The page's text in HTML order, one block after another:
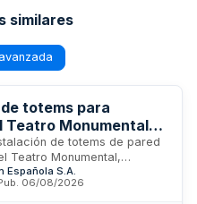
similares
totems para
Teatro Monumental
de totems de pared
Teatro Monumental,
Radio y Televisión
entrega, instalación y
Española S.A.
06/08/2026